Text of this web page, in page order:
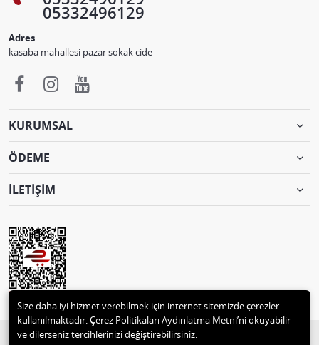
05332496129
Adres
kasaba mahallesi pazar sokak cide
KURUMSAL
ÖDEME
İLETİŞİM
© 2018 2 M MUTLULAR TEKSTİL ve MOTORSİKLET PAZ.TİC. 05332496129
Size daha iyi hizmet verebilmek için internet sitemizde çerezler
kullanılmaktadır. Çerez Politikaları Aydınlatma Metni’ni okuyabilir
ve dilerseniz tercihlerinizi değiştirebilirsiniz.